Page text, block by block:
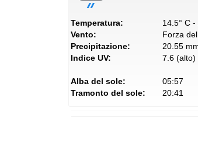
Temperatura:
14.5° C -
Vento:
Forza
Precipitazione:
20.55
Indice UV:
7.6 (alto)
Alba del sole:
05:57
Tramonto del sole:
20:41